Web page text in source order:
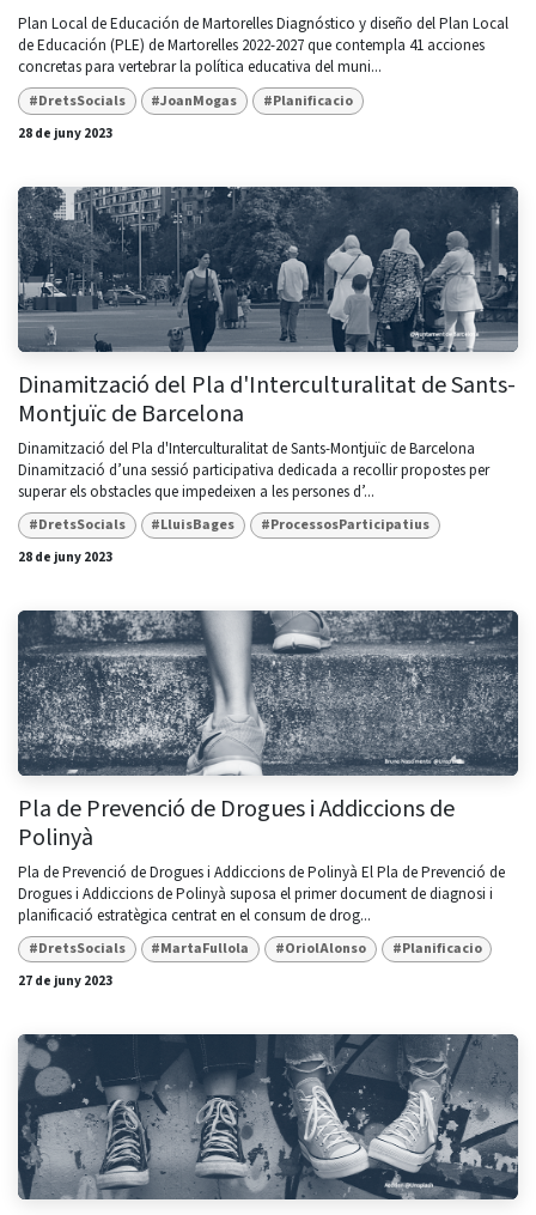
Plan Local de Educación de Martorelles Diagnóstico y diseño del Plan Local
de Educación (PLE) de Martorelles 2022-2027 que contempla 41 acciones
concretas para vertebrar la política educativa del muni...
#DretsSocials #JoanMogas
#Planificacio
28 de juny 2023
Dinamització del Pla d'Interculturalitat de Sants-
Montjuïc de Barcelona
Dinamització del Pla d'Interculturalitat de Sants-Montjuïc de Barcelona
Dinamització d’una sessió participativa dedicada a recollir propostes per
superar els obstacles que impedeixen a les persones d’...
#DretsSocials #LluisBages
#ProcessosParticipatius
28 de juny 2023
Pla de Prevenció de Drogues i Addiccions de
Polinyà
Pla de Prevenció de Drogues i Addiccions de Polinyà El Pla de Prevenció de
Drogues i Addiccions de Polinyà suposa el primer document de diagnosi i
planificació estratègica centrat en el consum de drog...
#DretsSocials #MartaFullola #OriolAlonso
#Planificacio
27 de juny 2023